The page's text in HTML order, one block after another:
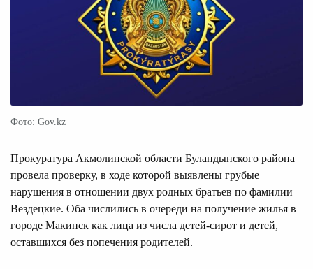
Фото: Gov.kz
Прокуратура Акмолинской области Буландынского района
провела проверку, в ходе которой выявлены грубые
нарушения в отношении двух родных братьев по фамилии
Вездецкие. Оба числились в очереди на получение жилья в
городе Макинск как лица из числа детей-сирот и детей,
оставшихся без попечения родителей.